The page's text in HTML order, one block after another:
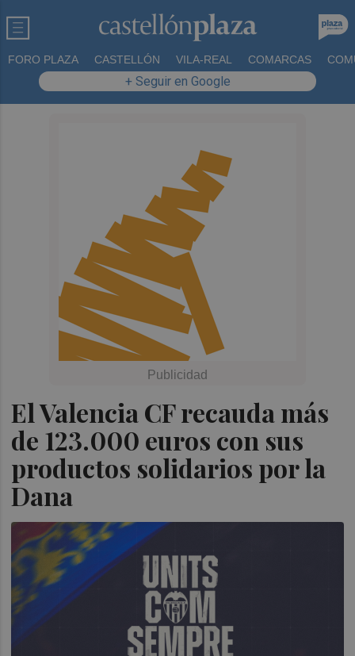
FORO PLAZA CASTELLÓN VILA-REAL COMARCAS
+ Seguir en Google
El Valencia CF recauda más
de 123.000 euros con sus
productos solidarios por la
Dana